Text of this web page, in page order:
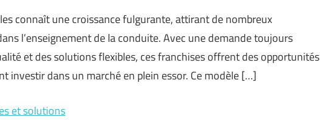
connaît une croissance fulgurante, attirant de nombreux
l’enseignement de la conduite. Avec une demande toujours
et des solutions flexibles, ces franchises offrent des opportunités
investir dans un marché en plein essor. Ce modèle […]
et solutions